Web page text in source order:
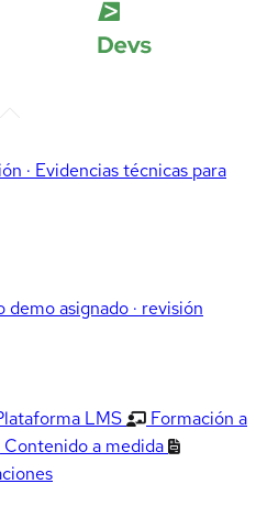
· Evidencias técnicas para
asignado · revisión
LMS
Formación a
Contenido a medida